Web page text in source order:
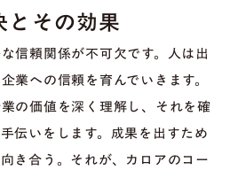
その効果
信頼関係が不可欠です。人は出
業への信頼を育んでいきます。
の価値を深く理解し、それを確
伝いをします。成果を出すため
き合う。それが、カロアのコー